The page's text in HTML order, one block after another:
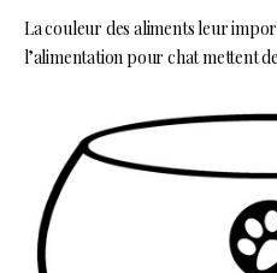
La couleur des aliments leur
l’alimentation pour chat mettent